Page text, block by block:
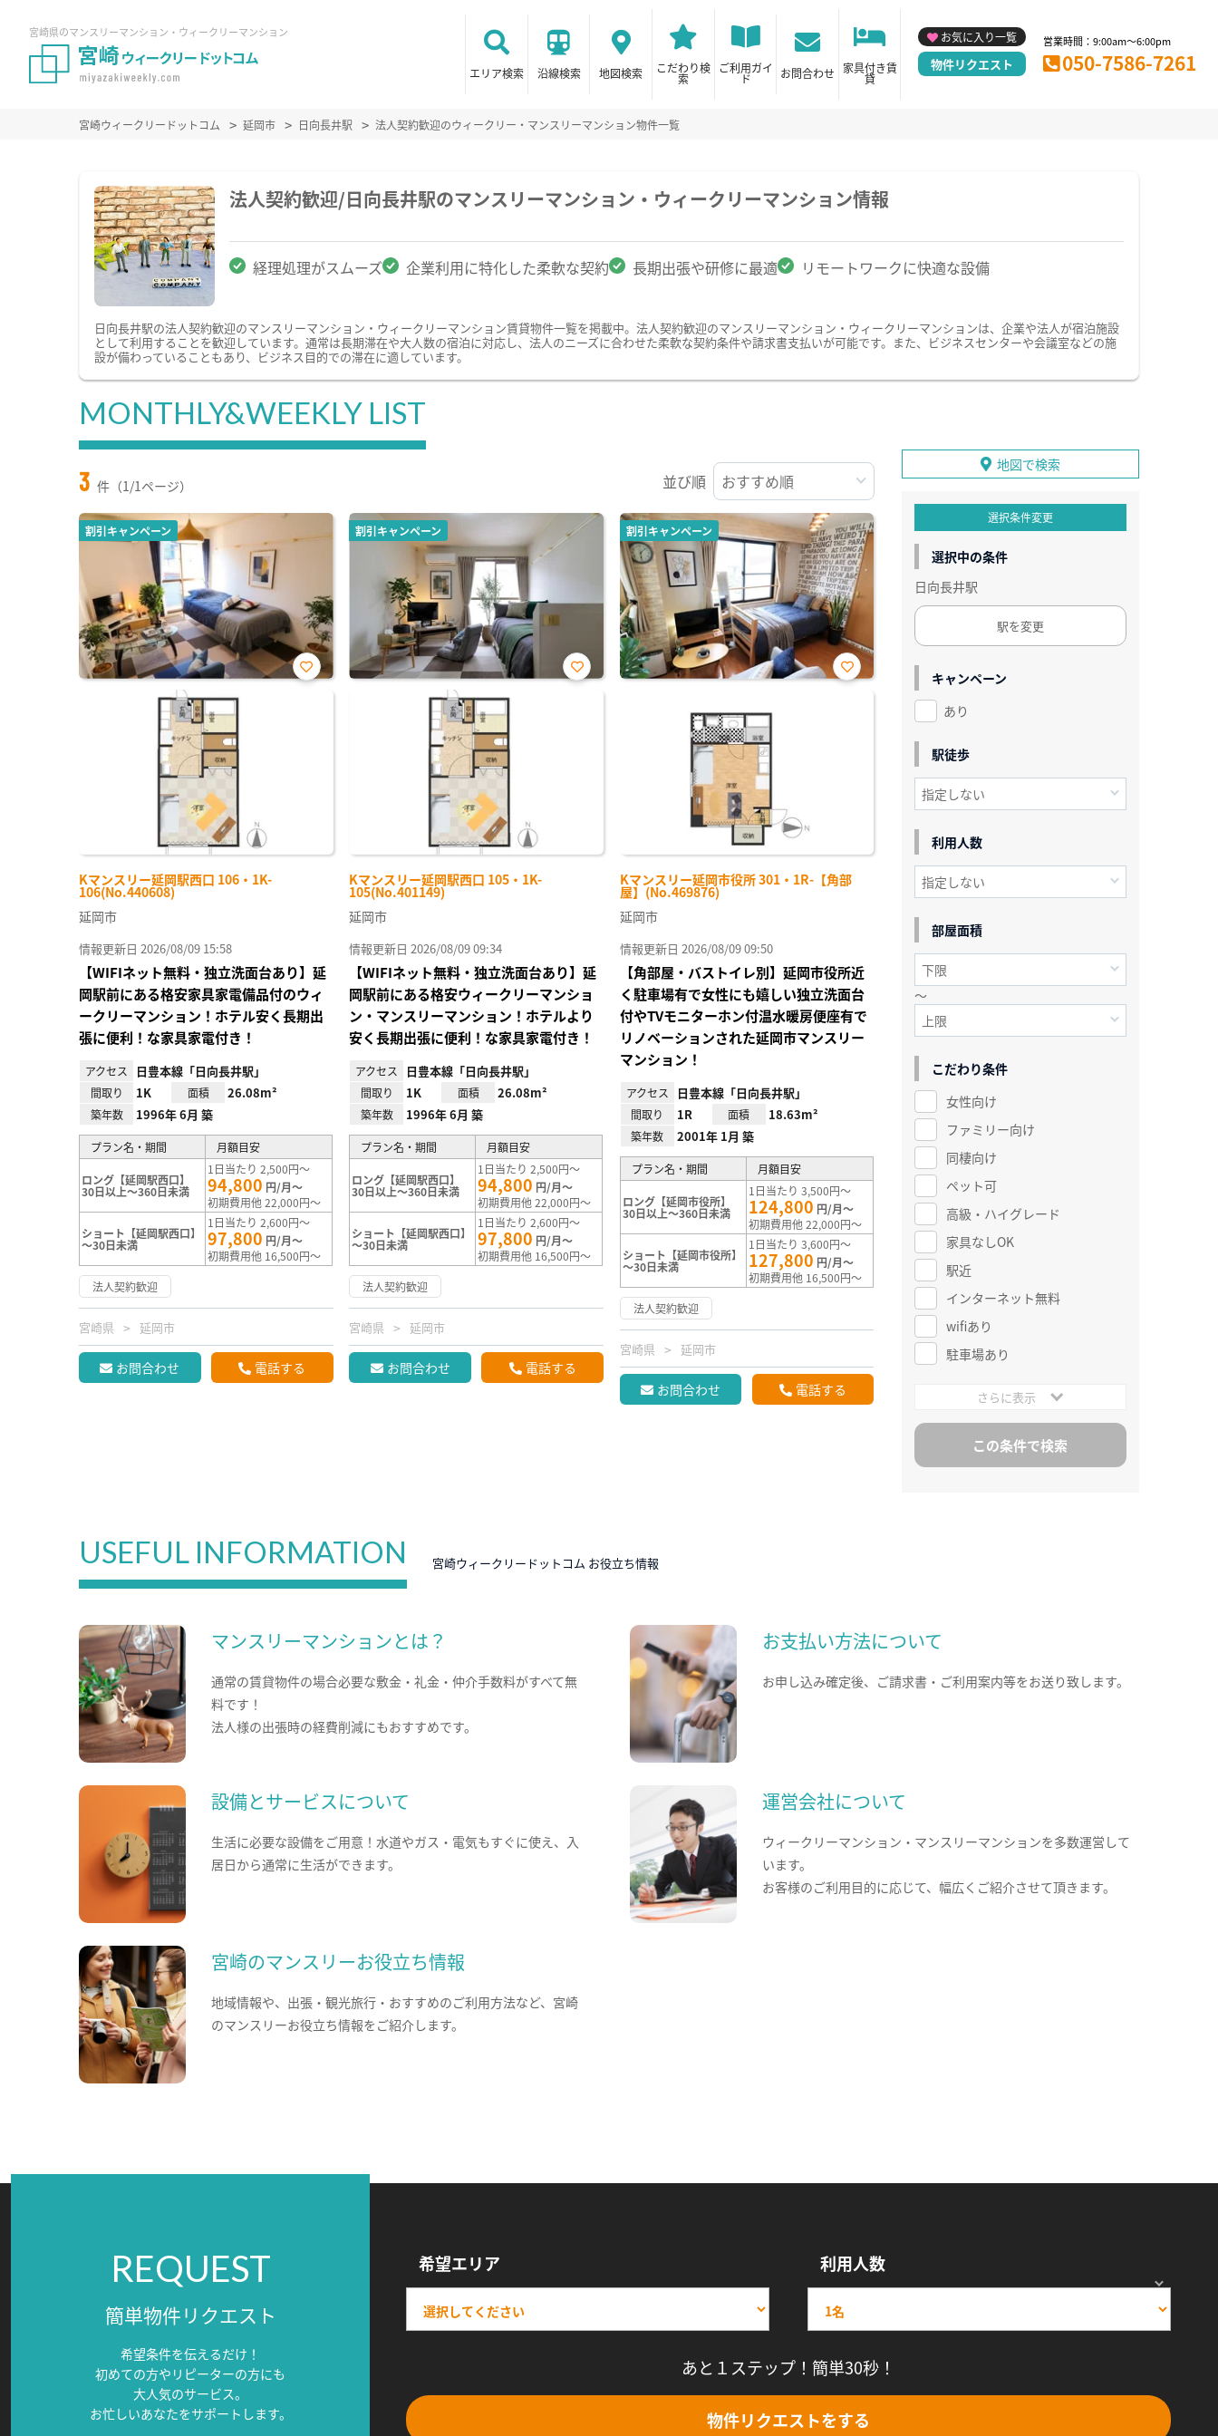
宮崎県のマンスリーマンション・ウィークリーマンション
エリア検索 沿線検索 地図検索 こだわり検
索
ご利用ガイ
ド お問合わせ 家具付き賃
貸
お気に入り一覧
物件リクエスト
営業時間：9:00am～6:00pm
050-7586-7261
宮崎ウィークリードットコム 延岡市 日向長井駅 法人契約歓迎のウィークリー・マンスリーマンション物件一覧
法人契約歓迎/日向長井駅のマンスリーマンション・ウィークリーマンション情報
経理処理がスムーズ 企業利用に特化した柔軟な契約 長期出張や研修に最適 リモートワークに快適な設備
日向長井駅の法人契約歓迎のマンスリーマンション・ウィークリーマンション賃貸物件一覧を掲載中。法人契約歓迎のマンスリーマンション・ウィークリーマンションは、企業や法人が宿泊施設
として利用することを歓迎しています。通常は長期滞在や大人数の宿泊に対応し、法人のニーズに合わせた柔軟な契約条件や請求書支払いが可能です。また、ビジネスセンターや会議室などの施
設が備わっていることもあり、ビジネス目的での滞在に適しています。
MONTHLY&WEEKLY LIST
3 件（1/1ページ） 並び順
割引キャンペーン
Kマンスリー延岡駅西口 106・1K-
106(No.440608)
お気
延岡市
情報更新日 2026/08/09 15:58
【WIFIネット無料・独立洗面台あり】延
岡駅前にある格安家具家電備品付のウィ
ークリーマンション！ホテル安く長期出
張に便利！な家具家電付き！
アクセス 日豊本線「日向長井駅」
間取り 1K 面積 26.08m²
築年数 1996年 6月 築
プラン名・期間 月額目安
ロング【延岡駅西口】
30日以上～360日未満
1日当たり 2,500円～
94,800 円/月～
初期費用他 22,000円～
ショート【延岡駅西口】
～30日未満
1日当たり 2,600円～
97,800 円/月～
初期費用他 16,500円～
法人契約歓迎
宮崎県 延岡市
お問合わせ 電話する
割引キャンペーン
Kマンスリー延岡駅西口 105・1K-
105(No.401149)
お気
延岡市
情報更新日 2026/08/09 09:34
【WIFIネット無料・独立洗面台あり】延
岡駅前にある格安ウィークリーマンショ
ン・マンスリーマンション！ホテルより
安く長期出張に便利！な家具家電付き！
アクセス 日豊本線「日向長井駅」
間取り 1K 面積 26.08m²
築年数 1996年 6月 築
プラン名・期間 月額目安
ロング【延岡駅西口】
30日以上～360日未満
1日当たり 2,500円～
94,800 円/月～
初期費用他 22,000円～
ショート【延岡駅西口】
～30日未満
1日当たり 2,600円～
97,800 円/月～
初期費用他 16,500円～
法人契約歓迎
宮崎県 延岡市
お問合わせ 電話する
割引キャンペーン
Kマンスリー延岡市役所 301・1R-【角部
屋】(No.469876)
お気
延岡市
情報更新日 2026/08/09 09:50
【角部屋・バストイレ別】延岡市役所近
く駐車場有で女性にも嬉しい独立洗面台
付やTVモニターホン付温水暖房便座有で
リノベーションされた延岡市マンスリー
マンション！
アクセス 日豊本線「日向長井駅」
間取り 1R 面積 18.63m²
築年数 2001年 1月 築
プラン名・期間 月額目安
ロング【延岡市役所】
30日以上～360日未満
1日当たり 3,500円～
124,800 円/月～
初期費用他 22,000円～
ショート【延岡市役所】
～30日未満
1日当たり 3,600円～
127,800 円/月～
初期費用他 16,500円～
法人契約歓迎
宮崎県 延岡市
お問合わせ 電話する
地図で検索
選択条件変更
選択中の条件
日向長井駅
駅を変更
キャンペーン
あり
駅徒歩
利用人数
部屋面積
～
こだわり条件
女性向け
ファミリー向け
同棲向け
ペット可
高級・ハイグレード
家具なしOK
駅近
インターネット無料
wifiあり
駐車場あり
さらに表示
USEFUL INFORMATION 宮崎ウィークリードットコム お役立ち情報
マンスリーマンションとは？
通常の賃貸物件の場合必要な敷金・礼金・仲介手数料がすべて無
料です！
法人様の出張時の経費削減にもおすすめです。
お支払い方法について
お申し込み確定後、ご請求書・ご利用案内等をお送り致します。
設備とサービスについて
生活に必要な設備をご用意！水道やガス・電気もすぐに使え、入
居日から通常に生活ができます。
運営会社について
ウィークリーマンション・マンスリーマンションを多数運営して
います。
お客様のご利用目的に応じて、幅広くご紹介させて頂きます。
宮崎のマンスリーお役立ち情報
地域情報や、出張・観光旅行・おすすめのご利用方法など、宮崎
のマンスリーお役立ち情報をご紹介します。
REQUEST
簡単物件リクエスト
希望条件を伝えるだけ！
初めての方やリピーターの方にも
大人気のサービス。
お忙しいあなたをサポートします。
希望エリア 利用人数
あと１ステップ！簡単30秒！
物件リクエストをする